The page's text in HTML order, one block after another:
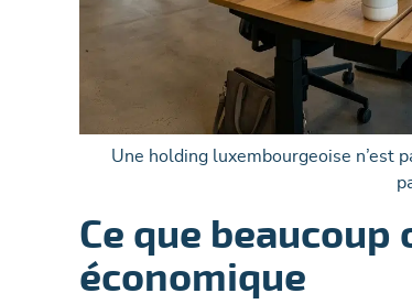
Une holding luxembourgeoise n’est
Ce que
économique